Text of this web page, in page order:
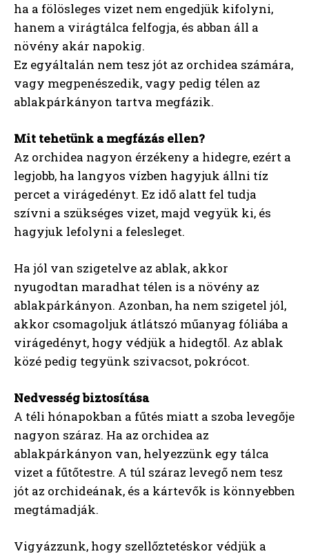
ha a fölösleges vizet nem engedjük kifolyni,
hanem a virágtálca felfogja, és abban áll a
növény akár napokig.
Ez egyáltalán nem tesz jót az orchidea számára,
vagy megpenészedik, vagy pedig télen az
ablakpárkányon tartva megfázik.
Mit tehetünk a megfázás ellen?
Az orchidea nagyon érzékeny a hidegre, ezért a
legjobb, ha langyos vízben hagyjuk állni tíz
percet a virágedényt. Ez idő alatt fel tudja
szívni a szükséges vizet, majd vegyük ki, és
hagyjuk lefolyni a felesleget.
Ha jól van szigetelve az ablak, akkor
nyugodtan maradhat télen is a növény az
ablakpárkányon. Azonban, ha nem szigetel jól,
akkor csomagoljuk átlátszó műanyag fóliába a
virágedényt, hogy védjük a hidegtől. Az ablak
közé pedig tegyünk szivacsot, pokrócot.
Nedvesség biztosítása
A téli hónapokban a fűtés miatt a szoba levegője
nagyon száraz. Ha az orchidea az
ablakpárkányon van, helyezzünk egy tálca
vizet a fűtőtestre. A túl száraz levegő nem tesz
jót az orchideának, és a kártevők is könnyebben
megtámadják.
Vigyázzunk, hogy szellőztetéskor védjük a